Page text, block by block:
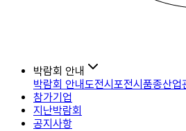
박람회 안내
박람회 안내도전시포전시품종산업
참가기업
지난박람회
공지사항